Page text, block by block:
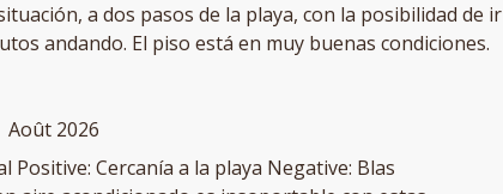
a dos pasos de la playa, con la posibilidad de ir
andando. El piso está en muy buenas condiciones.
Août 2026
Positive: Cercanía a la playa Negative: Blas